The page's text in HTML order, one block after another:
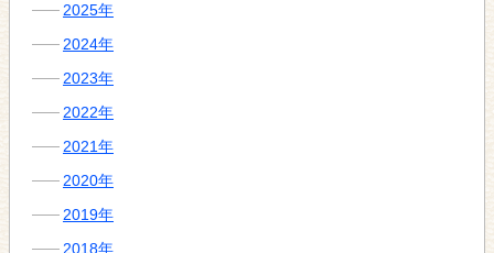
2025年
2024年
2023年
2022年
2021年
2020年
2019年
2018年